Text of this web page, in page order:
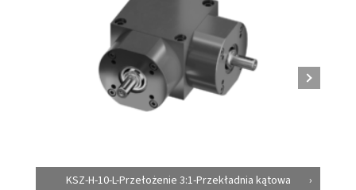
KSZ-H-10-L-Przełożenie 3:1-Przekładnia kątowa